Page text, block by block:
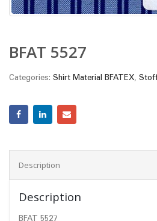
BFAT 5527
Categories: Shirt Material BFATEX,
Description
Description